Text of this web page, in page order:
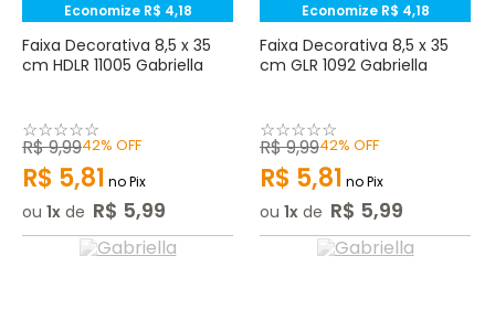
Economize R$ 4,18
Faixa Decorativa 8,5 x 35
cm HDLR 11005 Gabriella
☆☆☆☆☆
R$9,9942% OFF
R$ 5,81 no Pix
ou 1 de R$ 5,99
Economize R$ 4,18
Faixa Decorativa 8,5 x 35
cm GLR 1092 Gabriella
☆☆☆☆☆
R$9,9942% OFF
R$ 5,81 no Pix
ou 1 de R$ 5,99